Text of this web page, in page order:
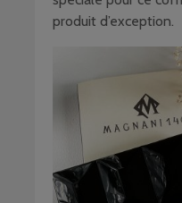
produit d’exception.